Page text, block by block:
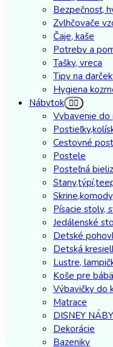
Bezpečnosť,
Zvlhčovače
Čaje, kaše
Potreby a
Tašky, vreca
Tipy na
Hygiena
Nábytok
Vybavenie
Cestovné
Postele
Posteľná
Písacie stoly,
Jedálenské
Detské
Detská
Lustre,
Koše pre
Výbavičky do
Matrace
DISNEY
Dekorácie
Bazeniky